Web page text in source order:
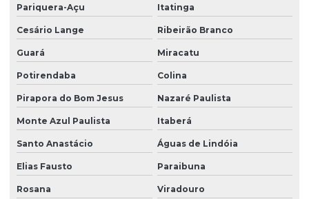
Serviços de recepção e portaria
Serviços de zeladoria e segurança em condomínios
Sistema de portaria virtual
Soluções em facilities
Terceirização de limpeza
Terceirização de limpeza para condomínios
Pariquera-Açu Itatinga
Cesário Lange Ribeirão Branco
Guará Miracatu
Potirendaba Colina
Pirapora do Bom Jesus Nazaré Paulista
Monte Azul Paulista Itaberá
Santo Anastácio Águas de Lindóia
Elias Fausto Paraibuna
Rosana Viradouro